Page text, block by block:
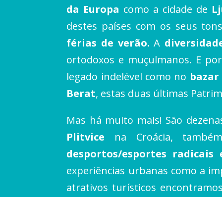
da Europa como a cidade de
destes países com os seus
férias de verão.A
ortodoxos e muçulmanos. E
legado indelével como no
Berat, estas duas últimas
Mas há muito mais! São
Plitvice na Croácia,
desportos/esportes
experiências urbanas como a
atrativos turísticos